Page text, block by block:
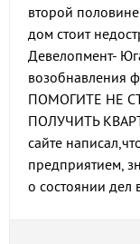
второй
дом стоит
Девелопмент-
возобнавления
ПОМОГИТЕ НЕ
ПОЛУЧИТЬ
сайте
предприятием,
о состоянии дел